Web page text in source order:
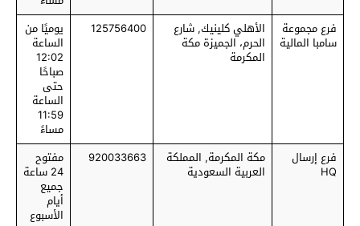
فرع مجموعة
سامبا المالية
الأهلي كلينيك, شارع
الحرم، الجميزة مكة
المكرمة
125756400 يوميًا من
الساعة
12:02
صباحًا
حتى
الساعة
11:59
مساءً
فرع إرسال
HQ
مكة المكرمة, المملكة
العربية السعودية
920033663 مفتوح
24 ساعة
جميع
أيام
الأسبوع